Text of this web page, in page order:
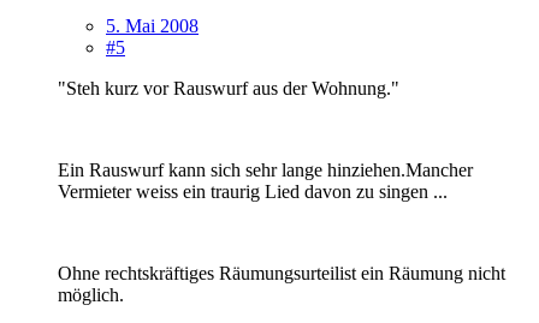
5. Mai 2008
#5
"Steh kurz vor Rauswurf aus der Wohnung."
Ein Rauswurf kann sich sehr lange hinziehen.Mancher
Vermieter weiss ein traurig Lied davon zu singen ...
Ohne rechtskräftiges Räumungsurteilist ein Räumung nicht
möglich.